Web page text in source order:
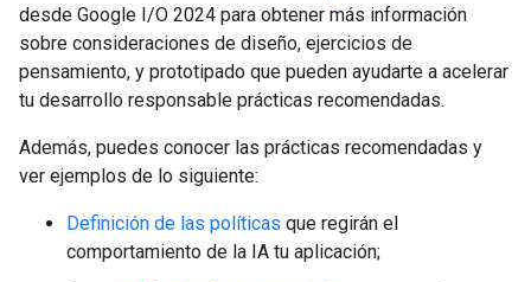
desde Google I/O 2024 para obtener más información
sobre consideraciones de diseño, ejercicios de
pensamiento, y prototipado que pueden ayudarte a acelerar
tu desarrollo responsable prácticas recomendadas.
Además, puedes conocer las prácticas recomendadas y
ver ejemplos de lo siguiente:
Definición de las políticas que regirán el
comportamiento de la IA tu aplicación;